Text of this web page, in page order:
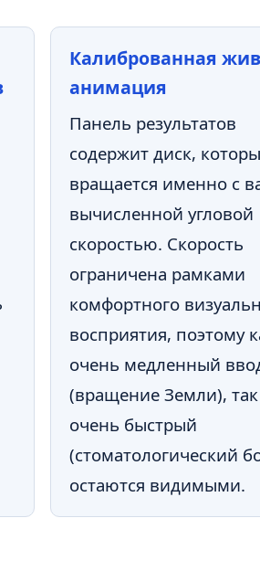
Калиброванная
анимация
Панель результатов
содержит диск,
вращается именно с
вычисленной угловой
скоростью. Скорость
ограничена рамками
комфортного
восприятия, поэтому
очень медленный
(вращение Земли),
очень быстрый
(стоматологический
остаются видимыми.